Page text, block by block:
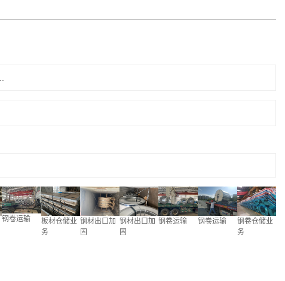
钢卷运输
板材仓储业
务
钢材出口加
固
钢材出口加
固
钢卷运输 钢卷运输
钢卷仓储业
务